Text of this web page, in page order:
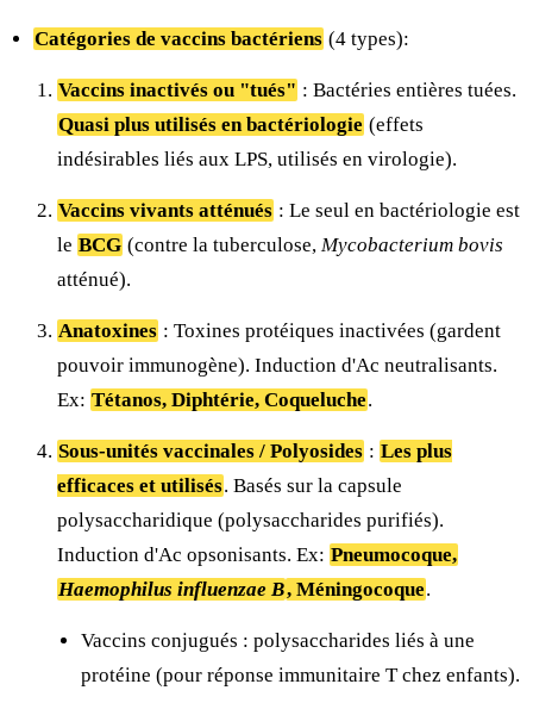
Catégories de vaccins bactériens (4 types):
Vaccins inactivés ou "tués" : Bactéries entières tuées.
Quasi plus utilisés en bactériologie (effets
indésirables liés aux LPS, utilisés en virologie).
Vaccins vivants atténués : Le seul en bactériologie est
le BCG (contre la tuberculose, Mycobacterium bovis
atténué).
Anatoxines : Toxines protéiques inactivées (gardent
pouvoir immunogène). Induction d'Ac neutralisants.
Ex: Tétanos, Diphtérie, Coqueluche.
Sous-unités vaccinales / Polyosides : Les plus
efficaces et utilisés. Basés sur la capsule
polysaccharidique (polysaccharides purifiés).
Induction d'Ac opsonisants. Ex: Pneumocoque,
Haemophilus influenzae B, Méningocoque.
Vaccins conjugués : polysaccharides liés à une
protéine (pour réponse immunitaire T chez enfants).